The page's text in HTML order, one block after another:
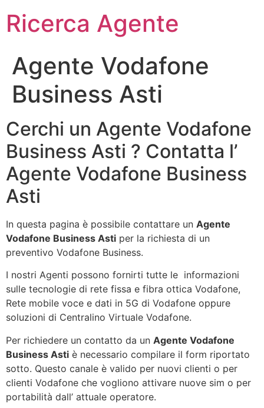
Ricerca Agente
Agente Vodafone
Business Asti
Cerchi un Agente Vodafone
Business Asti ? Contatta l’
Agente Vodafone Business
Asti
In questa pagina è possibile contattare un Agente
Vodafone Business Asti per la richiesta di un
preventivo Vodafone Business.
I nostri Agenti possono fornirti tutte le informazioni
sulle tecnologie di rete fissa e fibra ottica Vodafone,
Rete mobile voce e dati in 5G di Vodafone oppure
soluzioni di Centralino Virtuale Vodafone.
Per richiedere un contatto da un Agente Vodafone
Business Asti è necessario compilare il form riportato
sotto. Questo canale è valido per nuovi clienti o per
clienti Vodafone che vogliono attivare nuove sim o per
portabilità dall’ attuale operatore.